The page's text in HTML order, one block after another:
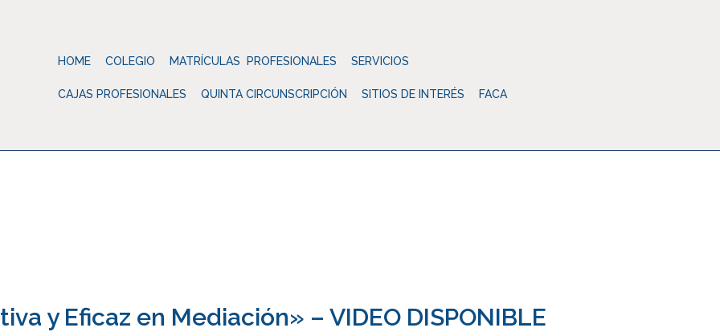
HOME COLEGIO MATRÍCULAS PROFESIONALES SERVICIOS
CAJAS PROFESIONALES QUINTA CIRCUNSCRIPCIÓN SITIOS DE INTERÉS FACA
y Eficaz en Mediación» – VIDEO DISPONIBLE